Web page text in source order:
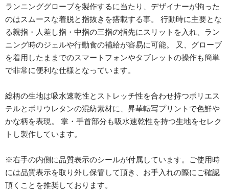
ランニンググローブを製作するに当たり、デザイナーが拘った
のはスムースな着脱と指抜きを搭載する事。 行動時に主要とな
る親指・人差し指・中指の三指の指先にスリットを入れ、ラン
ニング時のジェルや行動食の補給が容易に可能。 又、グローブ
を着用したままでのスマートフォンやタブレットの操作も簡単
で非常に便利な仕様となっています。
総柄の生地は吸水速乾性とストレッチ性を合わせ持つポリエス
テルとポリウレタンの混紡素材に、昇華転写プリントで色鮮や
かな柄を表現。 掌・手首部分も吸水速乾性を持つ生地をセレク
トし製作しています。
※右手の内側に品質表示のシールが付属しています。ご使用時
には品質表示を取り外し保管して頂き、お手入れの際にご確認
頂くことを推奨しております。